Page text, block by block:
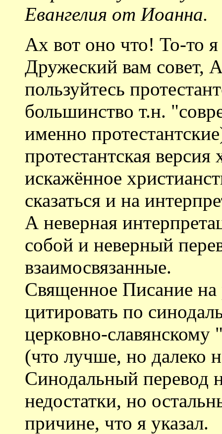
Евангелия от Иоанна.
Ах вот оно что! То-то
Дружеский вам совет,
пользуйтесь
большинство т.н.
именно
протестантская версия
искажённое
сказаться и на
А неверная
собой и неверный
взаимосвязанные.
Священное Писание на
цитировать по
церковно-славянскому
(что лучше, но далеко
Синодальный перевод
недостатки, но
причине, что я указал.